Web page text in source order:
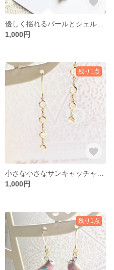
1,000円
残り1点
1,000円
残り1点